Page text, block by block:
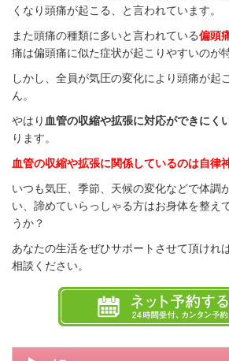
くなり頭痛が起こる、と言われています。
また頭痛の種類に多いと言われている偏頭
痛は偏頭痛に似た症状が起こりやすいのが
しかし、全員が気圧の変化により頭痛が起
ん。
やはり 血管の収縮や拡張に対応ができにく
ります。
血管の収縮や拡張に関係しているのは自律
いつも気圧、季節、天候の変化などで体調
い、諦めていらっしゃる方はお身体を整え
うか？
あなたの生活をぜひサポートさせて頂けれ
相談ください。